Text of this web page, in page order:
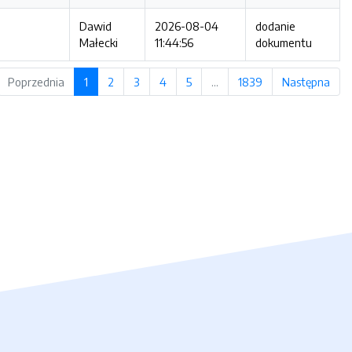
Dawid
Małecki
2026-08-04
11:44:56
dodanie
dokumentu
Poprzednia 1 2 3 4 5 … 1839 Następna